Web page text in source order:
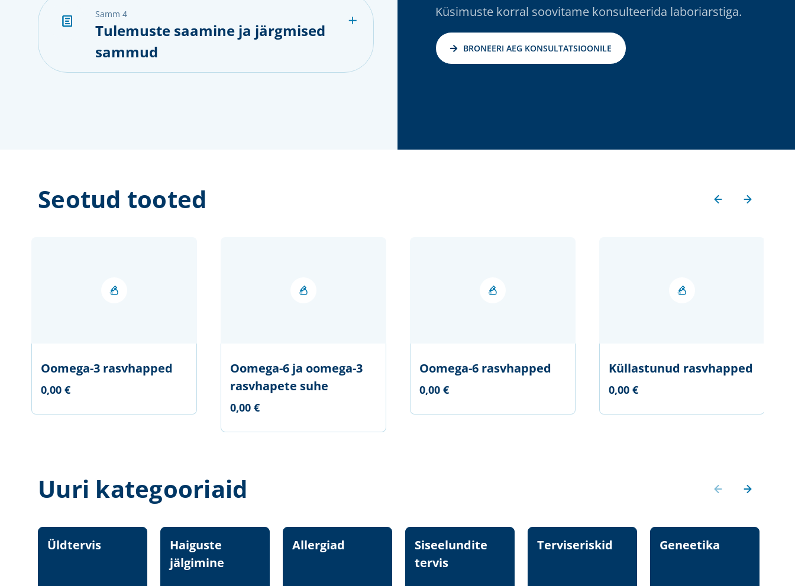
samm 4
Tulemuste saamine ja järgmised
sammud
Küsimuste korral soovitame konsulteerida laboriarstiga.
BRONEERI AEG KONSULTATSIOONILE
Seotud tooted
Oomega-3 rasvhapped
0,00 €
Oomega-6 ja oomega-3
rasvhapete suhe
0,00 €
Oomega-6 rasvhapped
0,00 €
Küllastunud rasvhapped
0,00 €
Uuri kategooriaid
Üldtervis
Haiguste
jälgimine
Allergiad
Siseelundite
tervis
Terviseriskid Geneetika